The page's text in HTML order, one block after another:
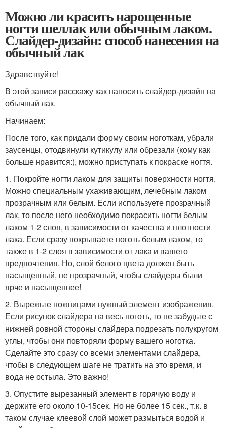
Можно ли красить нарощенные
ногти шеллак или обычным лаком.
Слайдер-дизайн: способ нанесения на
обычный лак
Здравствуйте!
В этой записи расскажу как наносить слайдер-дизайн на
обычный лак.
Начинаем:
После того, как придали форму своим ноготкам, убрали
заусенцы, отодвинули кутикулу или обрезали (кому как
больше нравится:), можно приступать к покраске ногтя.
1. Покройте ногти лаком для защиты поверхности ногтя.
Можно специальным ухаживающим, лечебным лаком
прозрачным или белым. Если используете прозрачный
лак, то после него необходимо покрасить ногти белым
лаком 1-2 слоя, в зависимости от качества и плотности
лака. Если сразу покрываете ноготь белым лаком, то
также в 1-2 слоя в зависимости от лака и вашего
предпочтения. Но, слой белого цвета должен быть
насыщенный, не прозрачный, чтобы слайдеры были
ярче и насыщеннее!
2. Вырежьте ножницами нужный элемент изображения.
Если рисунок слайдера на весь ноготь, то не забудьте с
нижней ровной стороны слайдера подрезать полукругом
углы, чтобы они повторяли форму вашего ноготка.
Сделайте это сразу со всеми элементами слайдера,
чтобы в следующем шаге не тратить на это время, и
вода не остыла. Это важно!
3. Опустите вырезанный элемент в горячую воду и
держите его около 10-15сек. Но не более 15 сек., т.к. в
таком случае клеевой слой может размыться водой и